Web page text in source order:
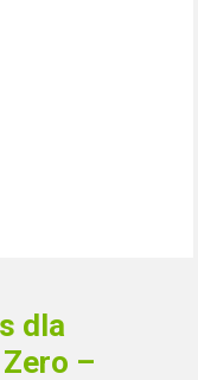
dla
–